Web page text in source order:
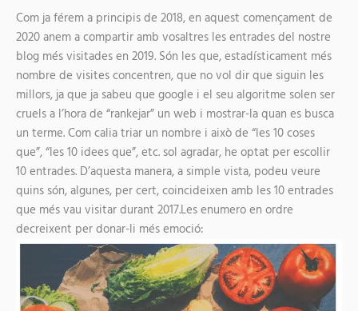
Com ja férem a principis de 2018, en aquest començament de
2020 anem a compartir amb vosaltres les entrades del nostre
blog més visitades en 2019. Són les que, estadísticament més
nombre de visites concentren, que no vol dir que siguin les
millors, ja que ja sabeu que google i el seu algoritme solen ser
cruels a l’hora de “rankejar” un web i mostrar-la quan es busca
un terme. Com calia triar un nombre i això de “les 10 coses
que”, “les 10 idees que”, etc. sol agradar, he optat per escollir
10 entrades. D’aquesta manera, a simple vista, podeu veure
quins són, algunes, per cert, coincideixen amb les 10 entrades
que més vau visitar durant 2017.Les enumero en ordre
decreixent per donar-li més emoció: